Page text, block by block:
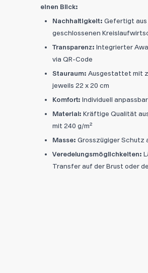
einen Blick:
Nachhaltigkeit: Gefertigt aus
geschlossenen
Transparenz: Integrierter
via QR-Code
Stauraum: Ausgestattet mit
jeweils 22 x 20 cm
Komfort: Individuell
Material: Kräftige Qualität
mit 240 g/m²
Masse: Grosszügiger Schutz
Veredelungsmöglichkeiten:
Transfer auf der Brust oder